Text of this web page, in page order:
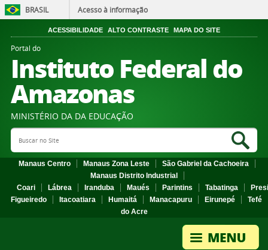
BRASIL Acesso à informação
ACESSIBILIDADE ALTO CONTRASTE MAPA DO SITE
Portal do
Instituto Federal do
Amazonas
MINISTÉRIO DA DA EDUCAÇÃO
Search Site
Manaus Centro Manaus Zona Leste
São Gabriel da Cachoeira
Manaus Distrito Industrial
Coari
Lábrea Iranduba Maués Parintins Tabatinga
Figueiredo
Itacoatiara Humaitá Manacapuru Eirunepé
Tefé
do Acre